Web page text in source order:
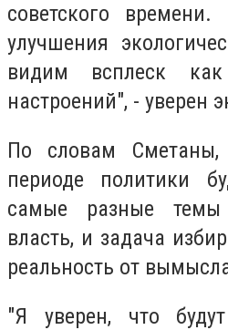
советского
улучшения
видим всплеск
настроений", - уверен
По словам
периоде политики
самые разные
власть, и задача
реальность от
"Я уверен, что будут